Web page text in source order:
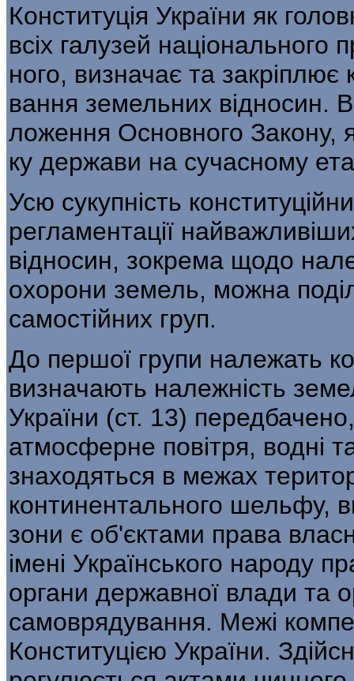
Конституція України як
всіх галузей
ного, визначає та
вання земельних відносин.
ложення Основного Закону,
ку держави на сучасному
Усю сукупність
регламентації
відносин, зокрема щодо
охорони зе­мель, можна
самостійних груп.
До першої групи належать
визначають належність
України (ст. 13)
атмосферне повітря, водні
знаходяться в межах
континенталь­ного шельфу,
зони є об'єк­тами права
імені Україн­ського народу
органи державної влади та
самоврядування. Межі
Конституцією України.